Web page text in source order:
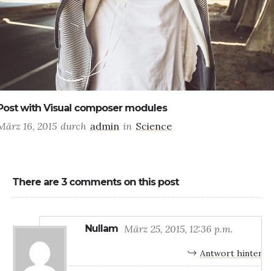
with Visual composer modules
16, 2015 durch admin in Science
There are 3 comments on this post
Nullam März 25, 2015, 12:36 p.m.
Antwort